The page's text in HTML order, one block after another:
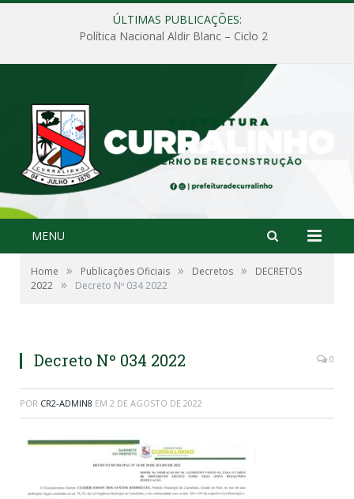
ÚLTIMAS PUBLICAÇÕES:
Política Nacional Aldir Blanc – Ciclo 2
MENU
Home » Publicações Oficiais » Decretos »
DECRETOS
2022 » Decreto Nº 034 2022
Decreto Nº 034 2022 0
POR CR2-ADMIN8 EM 2 DE AGOSTO DE 2022